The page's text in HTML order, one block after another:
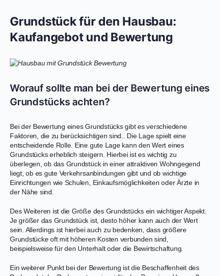
Grundstück für den Hausbau:
Kaufangebot und Bewertung
Worauf sollte man bei der Bewertung eines
Grundstücks achten?
Bei der Bewertung eines Grundstücks gibt es verschiedene
Faktoren, die zu berücksichtigen sind.. Die Lage spielt eine
entscheidende Rolle. Eine gute Lage kann den Wert eines
Grundstücks erheblich steigern. Hierbei ist es wichtig zu
überlegen, ob das Grundstück in einer attraktiven Wohngegend
liegt, ob es gute Verkehrsanbindungen gibt und ob wichtige
Einrichtungen wie Schulen, Einkaufsmöglichkeiten oder Ärzte in
der Nähe sind.
Des Weiteren ist die Größe des Grundstücks ein wichtiger Aspekt.
Je größer das Grundstück ist, desto höher kann auch der Wert
sein. Allerdings ist hierbei auch zu bedenken, dass größere
Grundstücke oft mit höheren Kosten verbunden sind,
beispielsweise für den Unterhalt oder die Bewirtschaftung.
Ein weiterer Punkt bei der Bewertung ist die Beschaffenheit des